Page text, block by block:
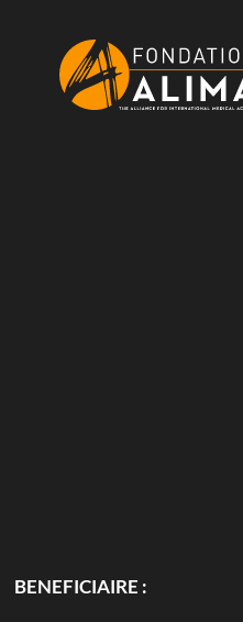
BENEFICIAIRE :